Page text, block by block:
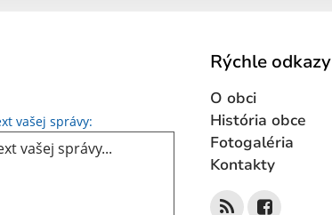
vašej správy: Text vašej správy...
Rýchle odkazy
O obci
História obce
Fotogaléria
Kontakty